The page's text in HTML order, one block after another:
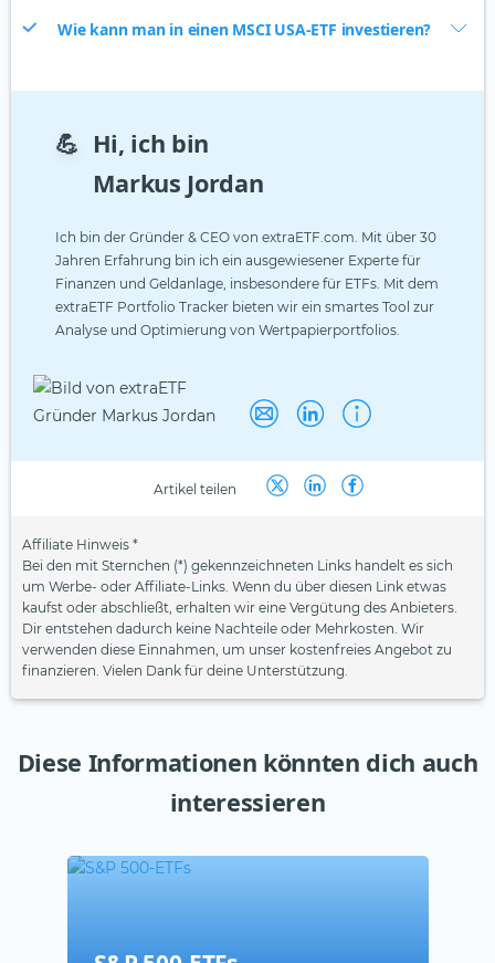
Wie kann man in einen MSCI USA-ETF investieren?
💪 Hi, ich bin
Markus Jordan
Ich bin der Gründer & CEO von extraETF.com. Mit über 30
Jahren Erfahrung bin ich ein ausgewiesener Experte für
Finanzen und Geldanlage, insbesondere für ETFs. Mit dem
extraETF Portfolio Tracker bieten wir ein smartes Tool zur
Analyse und Optimierung von Wertpapierportfolios.
Artikel teilen
Affiliate Hinweis *
Bei den mit Sternchen (*) gekennzeichneten Links handelt es sich
um Werbe- oder Affiliate-Links. Wenn du über diesen Link etwas
kaufst oder abschließt, erhalten wir eine Vergütung des Anbieters.
Dir entstehen dadurch keine Nachteile oder Mehrkosten. Wir
verwenden diese Einnahmen, um unser kostenfreies Angebot zu
finanzieren. Vielen Dank für deine Unterstützung.
Diese Informationen könnten dich auch
interessieren